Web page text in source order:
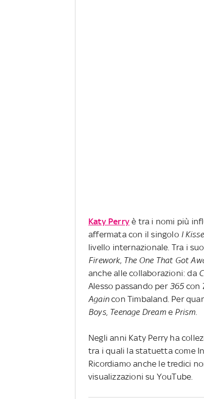
Katy Perry è tra i nomi più
affermata con il singolo I
livello internazionale. Tra i
Firework, The One That Got
anche alle collaborazioni: da
Alesso passando per 365con
Againcon Timbaland. Per
Boys, Teenage Dream e Prism
Negli anni Katy Perry ha
tra i quali la statuetta come
Ricordiamo anche le tredici
visualizzazioni su YouTube.